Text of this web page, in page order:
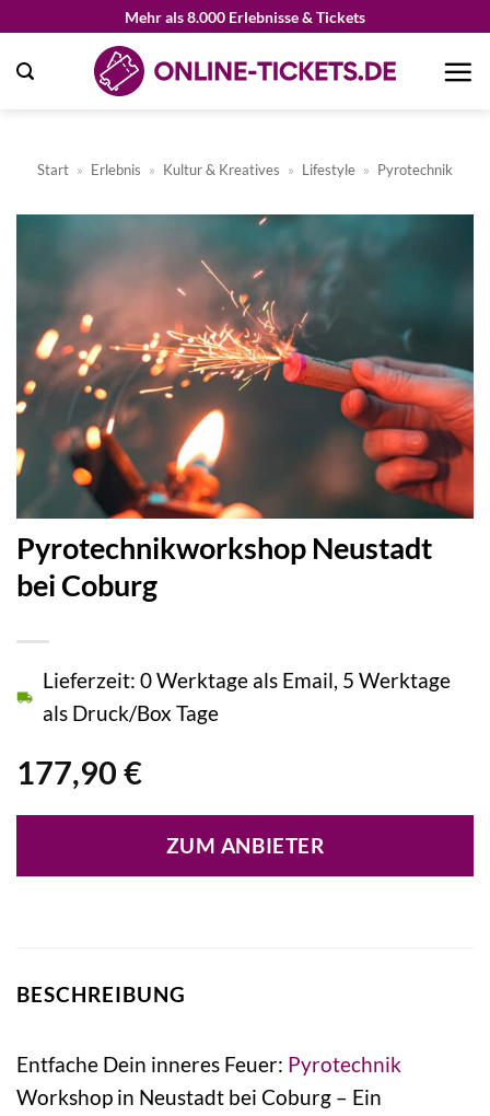
springen
Mehr als 8.000 Erlebnisse & Tickets
Start » Erlebnis » Kultur & Kreatives » Lifestyle » Pyrotechnik
Pyrotechnikworkshop Neustadt
bei Coburg
177,90 €
Lieferzeit: 0 Werktage als Email, 5 Werktage
als Druck/Box Tage
ZUM ANBIETER
BESCHREIBUNG
Entfache Dein inneres Feuer: Pyrotechnik
Workshop in Neustadt bei Coburg – Ein